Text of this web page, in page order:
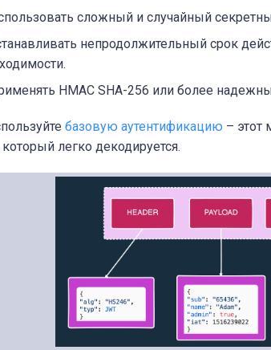
сложный и случайный
непродолжительный срок
HMAC SHA-256 или более
базовую аутентификацию – этот
легко декодируется.